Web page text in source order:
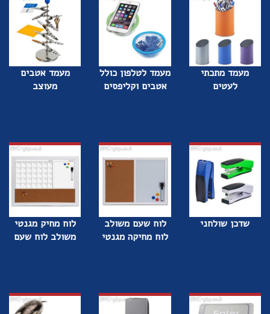
מעמד מתכתי
לעטים
מעמד לטלפון כולל
אטבים וקליפסים
מעמד אטבים
מעוצב
שדכן שולחני
לוח שעם משולב
לוח מחיקה מגנטי
לוח מחיק מגנטי
משולב לוח שעם